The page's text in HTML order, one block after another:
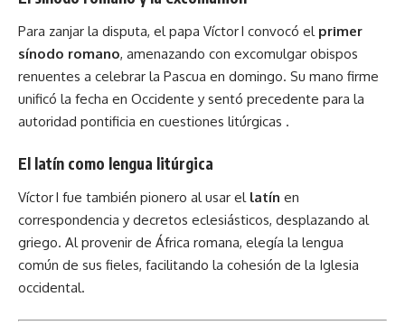
Para zanjar la disputa, el papa Víctor I convocó el primer
sínodo romano, amenazando con excomulgar obispos
renuentes a celebrar la Pascua en domingo. Su mano firme
unificó la fecha en Occidente y sentó precedente para la
autoridad pontificia en cuestiones litúrgicas .
El latín como lengua litúrgica
Víctor I fue también pionero al usar el latín en
correspondencia y decretos eclesiásticos, desplazando al
griego. Al provenir de África romana, elegía la lengua
común de sus fieles, facilitando la cohesión de la Iglesia
occidental.